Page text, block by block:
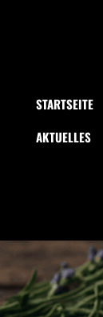
STARTSEITE
AKTUELLES